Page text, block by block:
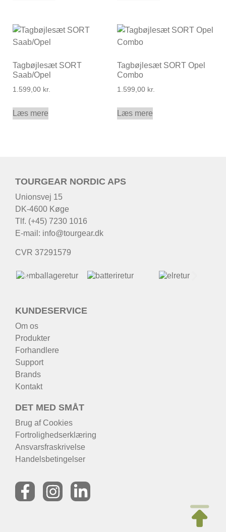
Tagbøjlesæt SORT
Saab/Opel
1.599,00 kr.
Læs mere
Tagbøjlesæt SORT Opel
Combo
1.599,00 kr.
Læs mere
TOURGEAR NORDIC APS
Unionsvej 15
DK-4600 Køge
Tlf. (+45) 7230 1016
E-mail: info@tourgear.dk
CVR 37291579
KUNDESERVICE
Om os
Produkter
Forhandlere
Support
Brands
Kontakt
DET MED SMÅT
Brug af Cookies
Fortrolighedserklæring
Ansvarsfraskrivelse
Handelsbetingelser